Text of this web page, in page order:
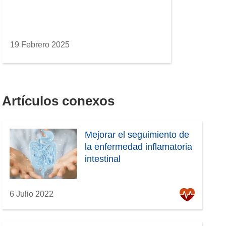
19 Febrero 2025
Artículos conexos
Mejorar el seguimiento de
la enfermedad inflamatoria
intestinal
6 Julio 2022